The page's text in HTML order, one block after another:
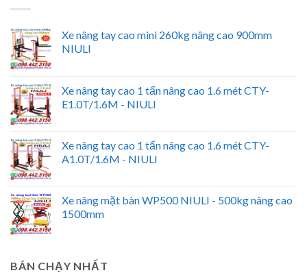
Xe nâng tay cao mini 260kg nâng cao 900mm
NIULI
Xe nâng tay cao 1 tấn nâng cao 1.6 mét CTY-
E1.0T/1.6M - NIULI
Xe nâng tay cao 1 tấn nâng cao 1.6 mét CTY-
A1.0T/1.6M - NIULI
Xe nâng mặt bàn WP500 NIULI - 500kg nâng cao
1500mm
BÁN CHẠY NHẤT